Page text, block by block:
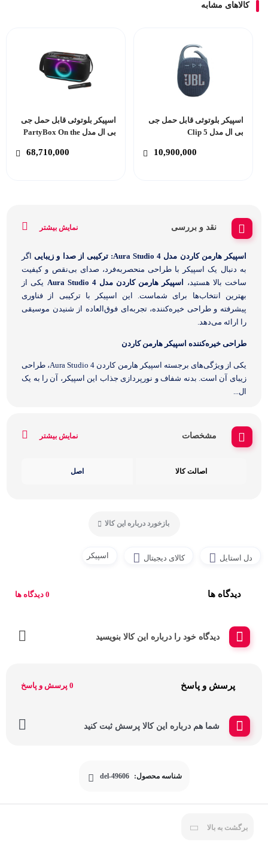
کالاهای مشابه
اسپیکر بلوتوثی قابل حمل جی
بی ال مدل Clip 5
10,900,000
اسپیکر بلوتوثی قابل حمل جی
بی ال مدل PartyBox On the
68,710,000
نقد و بررسی نمایش بیشتر
اسپیکر هارمن کاردن مدل Aura Studio 4: ترکیبی از صدا و زیبایی
اگر
به دنبال یک اسپیکر با طراحی منحصربه‌فرد، صدای بی‌نقص و کیفیت
ساخت بالا هستید،
اسپیکر هارمن کاردن مدل Aura Studio 4
یکی از
بهترین انتخاب‌ها برای شماست. این اسپیکر با ترکیبی از فناوری
پیشرفته و طراحی خیره‌کننده، تجربه‌ای فوق‌العاده از شنیدن موسیقی
را ارائه می‌دهد.
طراحی خیره‌کننده اسپیکر هارمن کاردن
یکی از ویژگی‌های برجسته اسپیکر هارمن کاردن Aura Studio 4، طراحی
زیبای آن است. بدنه شفاف و نورپردازی جذاب این اسپیکر، آن را به یک
ال...
مشخصات نمایش بیشتر
اصالت کالا اصل
بازخورد درباره این کالا
دل استایل کالای دیجیتال اسپیکر
دیدگاه ها 0 دیدگاه ها
دیدگاه خود را درباره این کالا بنویسید
پرسش و پاسخ 0 پرسش و پاسخ
شما هم درباره این کالا پرسش ثبت کنید
شناسه محصول: del-49606
برگشت به بالا